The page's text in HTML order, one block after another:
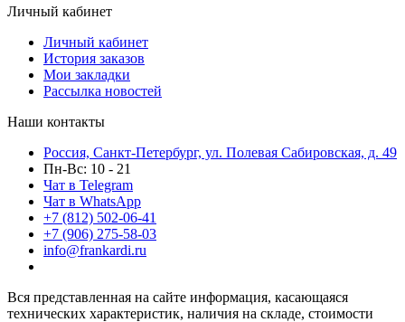
Личный кабинет
Личный кабинет
История заказов
Мои закладки
Рассылка новостей
Наши контакты
Россия, Санкт-Петербург, ул. Полевая Сабировская, д. 49
Пн-Вс: 10 - 21
Чат в Telegram
Чат в WhatsApp
+7 (812) 502-06-41
+7 (906) 275-58-03
info@frankardi.ru
Вся представленная на сайте информация, касающаяся
технических характеристик, наличия на складе, стоимости